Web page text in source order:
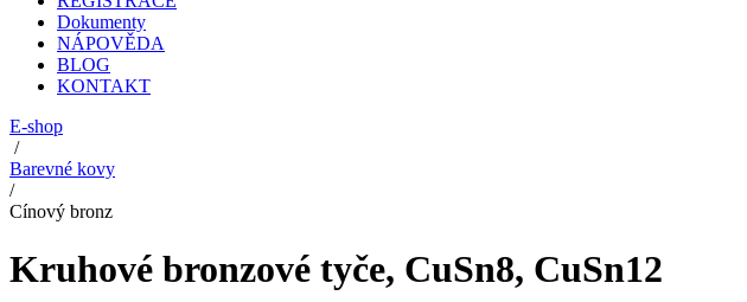
Dokumenty
NÁPOVĚDA
BLOG
KONTAKT
E-shop
/
Barevné kovy
/
Cínový bronz
Kruhové bronzové tyče, CuSn8, CuSn12